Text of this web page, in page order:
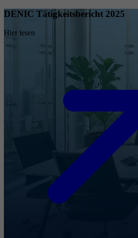
DENIC Tätigkeitsbericht 2025
Hier lesen